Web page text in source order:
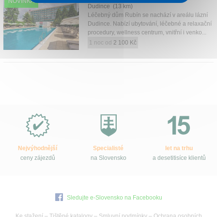
Dudince (13 km)
Léčebný dům Rubín se nachází v areálu lázní
Dudince. Nabízí ubytování, léčebné a relaxační
procedury, wellness centrum, vnitřní i venko...
1 noc od 2 100 Kč
Slovensko.cz?
Nejvýhodnější
ceny zájezdů
Specialisté
na Slovensko
let na trhu
a desetitisíce klientů
Sledujte e-Slovensko na Facebooku